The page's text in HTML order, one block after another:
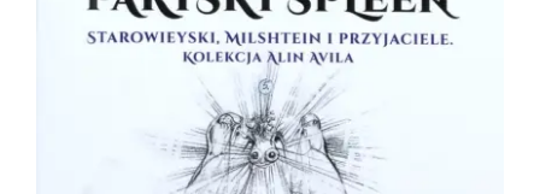
Éditions